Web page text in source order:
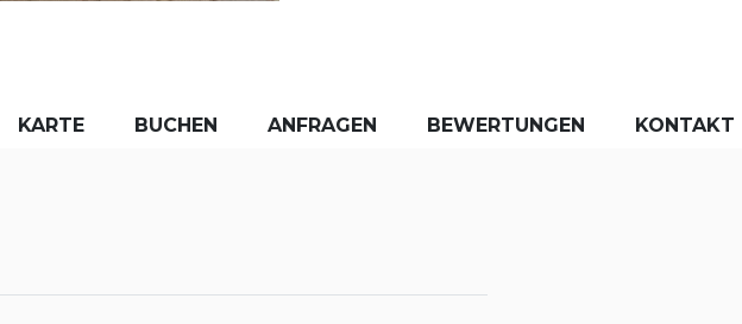
KARTE BUCHEN ANFRAGEN BEWERTUNGEN KONTAKT